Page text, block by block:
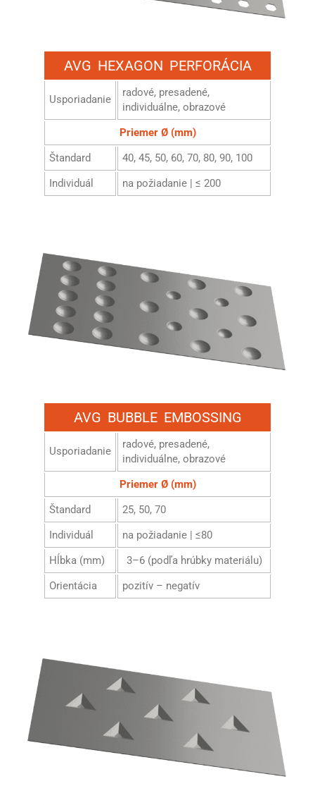
AVG HEXAGON PERFORÁCIA
Usporiadanie
radové, presadené,
individuálne, obrazové
Priemer Ø (mm)
Štandard
40, 45, 50, 60, 70, 80, 90, 100
Individuál
na požiadanie | ≤ 200
AVG BUBBLE EMBOSSING
Usporiadanie
radové, presadené,
individuálne, obrazové
Priemer Ø (mm)
Štandard
25, 50, 70
Individuál
na požiadanie | ≤80
Hĺbka (mm)
3–6 (podľa hrúbky materiálu)
Orientácia
pozitív – negatív